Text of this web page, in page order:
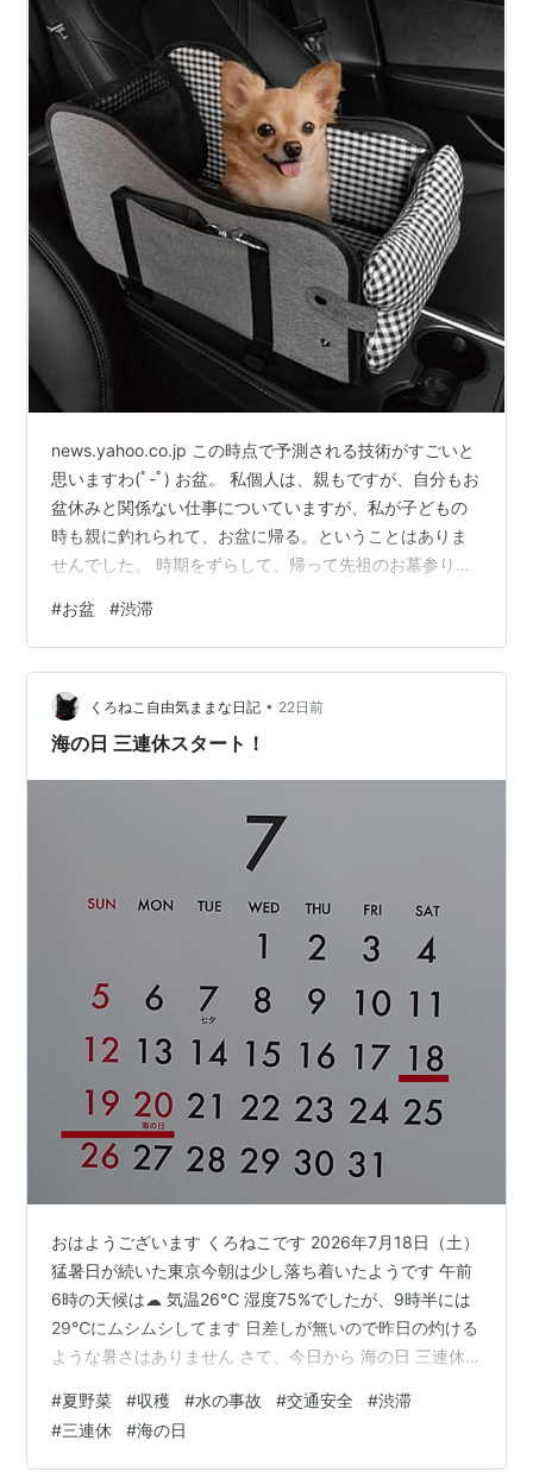
news.yahoo.co.jp この時点で予測される技術がすごいと
思いますわ(ﾟ-ﾟ) お盆。 私個人は、親もですが、自分もお
盆休みと関係ない仕事についていますが、私が子どもの
時も親に釣れられて、お盆に帰る。ということはありま
せんでした。 時期をずらして、帰って先祖のお墓参りと
というのが正直な感想です。 私以外にも、TDLやUSJの
スタッフ、大型スーパーやショッピングモールの店員さ
ん、道の駅スタッフもまあ、お盆休みなんてないでしょ
うね(^_^;) 病院、介護施設スタッフも関係ないんだろう
な。お疲れ様です。 お盆にお出かけする人、安全にどう
#お盆 #渋滞
くろねこ自由気ままな日記 • 22日前
海の日 三連休スタート！
おはようございます くろねこです 2026年7月18日（土）
猛暑日が続いた東京今朝は少し落ち着いたようです 午前
6時の天候は☁ 気温26℃ 湿度75%でしたが、9時半には
29℃にムシムシしてます 日差しが無いので昨日の灼ける
ような暑さはありません さて、今日から 海の日 三連休
ようです 近所の小学校のグランドでは少年野球チームが
声をあげながら練習を始めてますこのグランドは少年野
#夏野菜 #収穫 #水の事故 #交通安全 #渋滞
#三連休 #海の日